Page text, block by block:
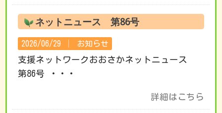
ネットニュース 第86号
2026/06/29 │ お知らせ
支援ネットワークおおさかネットニュース
第86号 ・・・
詳細はこちら